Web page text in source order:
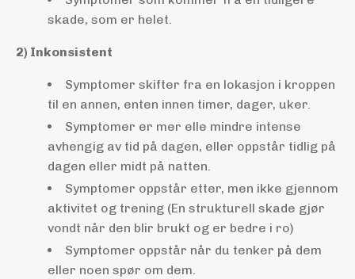
skade, som er helet.
2) Inkonsistent
Symptomer skifter fra en lokasjon i kroppen
til en annen, enten innen timer, dager, uker.
Symptomer er mer elle mindre intense
avhengig av tid på dagen, eller oppstår tidlig på
dagen eller midt på natten.
Symptomer oppstår etter, men ikke gjennom
aktivitet og trening (En strukturell skade gjør
vondt når den blir brukt og er bedre i ro)
Symptomer oppstår når du tenker på dem
eller noen spør om dem.